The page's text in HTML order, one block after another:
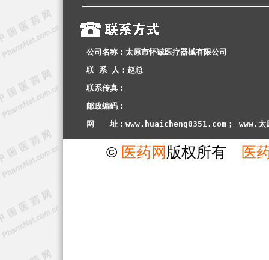
公司名称：太原市怀诚医疗器械有限公司
联 系 人：赵总
联系传真：
邮政编码：
网　　址：www.huaicheng0351.com； www.太
© 医药网 版权所有 医